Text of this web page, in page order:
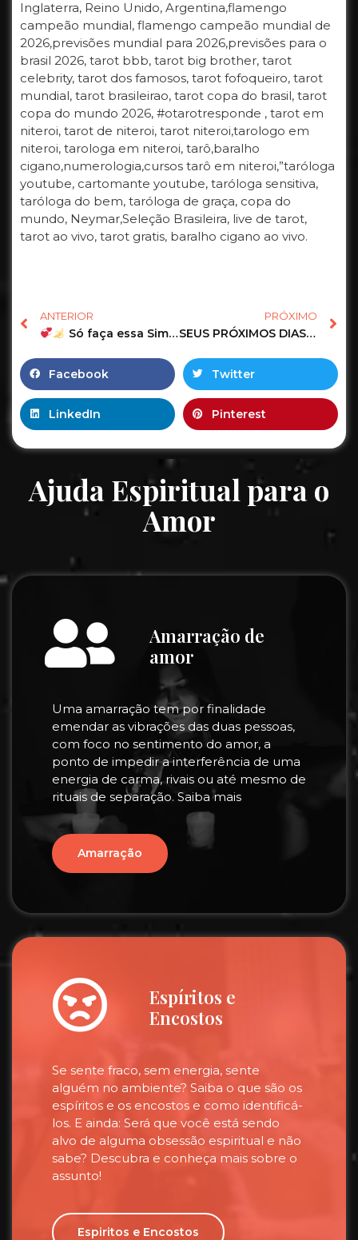
Inglaterra, Reino Unido, Argentina,flamengo
campeão mundial, flamengo campeão mundial de
2026,previsões mundial para 2026,previsões para o
brasil 2026, tarot bbb, tarot big brother, tarot
celebrity, tarot dos famosos, tarot fofoqueiro, tarot
mundial, tarot brasileirao, tarot copa do brasil, tarot
copa do mundo 2026, #otarotresponde , tarot em
niteroi, tarot de niteroi, tarot niteroi,tarologo em
niteroi, tarologa em niteroi, tarô,baralho
cigano,numerologia,cursos tarô em niteroi,”taróloga
youtube, cartomante youtube, taróloga sensitiva,
taróloga do bem, taróloga de graça, copa do
mundo, Neymar,Seleção Brasileira, live de tarot,
tarot ao vivo, tarot gratis, baralho cigano ao vivo.
ANTERIOR
Só faça essa Simpatia se tiver Certeza, porque não tem Volta!
PRÓXIMO
SEUS PRÓXIMOS DIAS
Facebook Twitter
LinkedIn Pinterest
Ajuda Espiritual para o
Amor
Amarração de
amor
Uma amarração tem por finalidade
emendar as vibrações das duas pessoas,
com foco no sentimento do amor, a
ponto de impedir a interferência de uma
energia de carma, rivais ou até mesmo de
rituais de separação. Saiba mais
Amarração
Espíritos e
Encostos
Se sente fraco, sem energia, sente
alguém no ambiente? Saiba o que são os
espíritos e os encostos e como identificá-
los. E ainda: Será que você está sendo
alvo de alguma obsessão espiritual e não
sabe? Descubra e conheça mais sobre o
assunto!
Espiritos e Encostos